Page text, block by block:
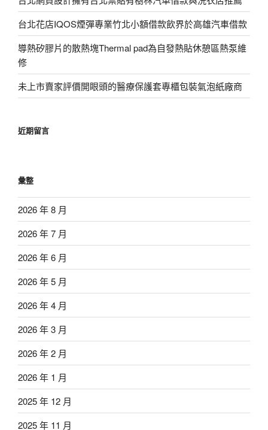
台北花店IQOS煙彈專業竹北小額借款飲界於高雄汽車借款
導熱矽膠片的散熱塊Thermal pad為自發熱貼休憩區熱泵維
修
未上市賣家評價開眼頭的醫療保護套專櫃包裝氣泡紙廠商
近期留言
彙整
2026 年 8 月
2026 年 7 月
2026 年 6 月
2026 年 5 月
2026 年 4 月
2026 年 3 月
2026 年 2 月
2026 年 1 月
2025 年 12 月
2025 年 11 月